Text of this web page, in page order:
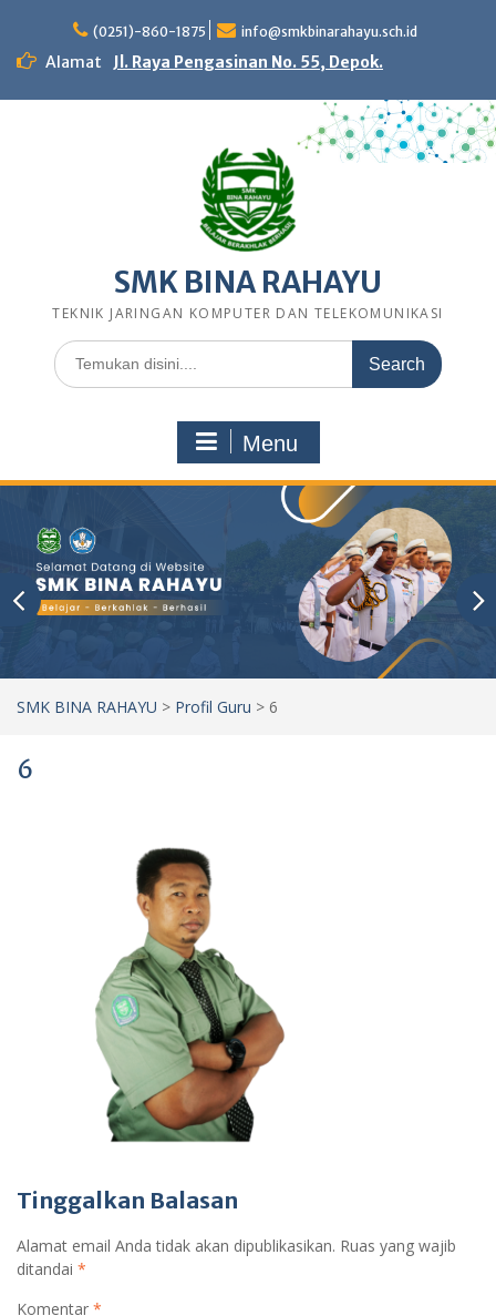
content
(0251)-860-1875 info@smkbinarahayu.sch.id
Alamat Jl. Raya Pengasinan No. 55, Depok.
SMK BINA RAHAYU
TEKNIK JARINGAN KOMPUTER DAN TELEKOMUNIKASI
Search
for:
Menu
SMK BINA RAHAYU > Profil Guru > 6
6
Tinggalkan Balasan
Alamat email Anda tidak akan dipublikasikan. Ruas yang wajib
ditandai *
Komentar *